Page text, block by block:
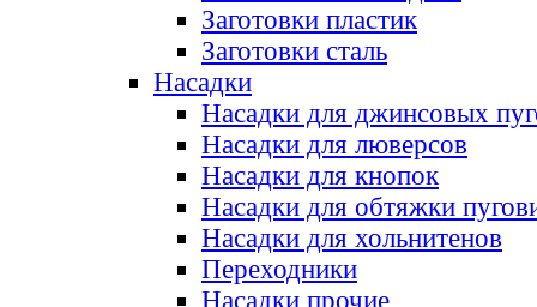
Заготовки пластик
Заготовки сталь
Насадки
Насадки для джинсовых
Насадки для люверсов
Насадки для кнопок
Насадки для обтяжки
Насадки для хольнитенов
Переходники
Насадки прочие